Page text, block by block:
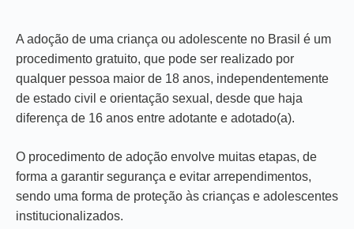
A adoção de uma criança ou adolescente no Brasil é um
procedimento gratuito, que pode ser realizado por
qualquer pessoa maior de 18 anos, independentemente
de estado civil e orientação sexual, desde que haja
diferença de 16 anos entre adotante e adotado(a).
O procedimento de adoção envolve muitas etapas, de
forma a garantir segurança e evitar arrependimentos,
sendo uma forma de proteção às crianças e adolescentes
institucionalizados.